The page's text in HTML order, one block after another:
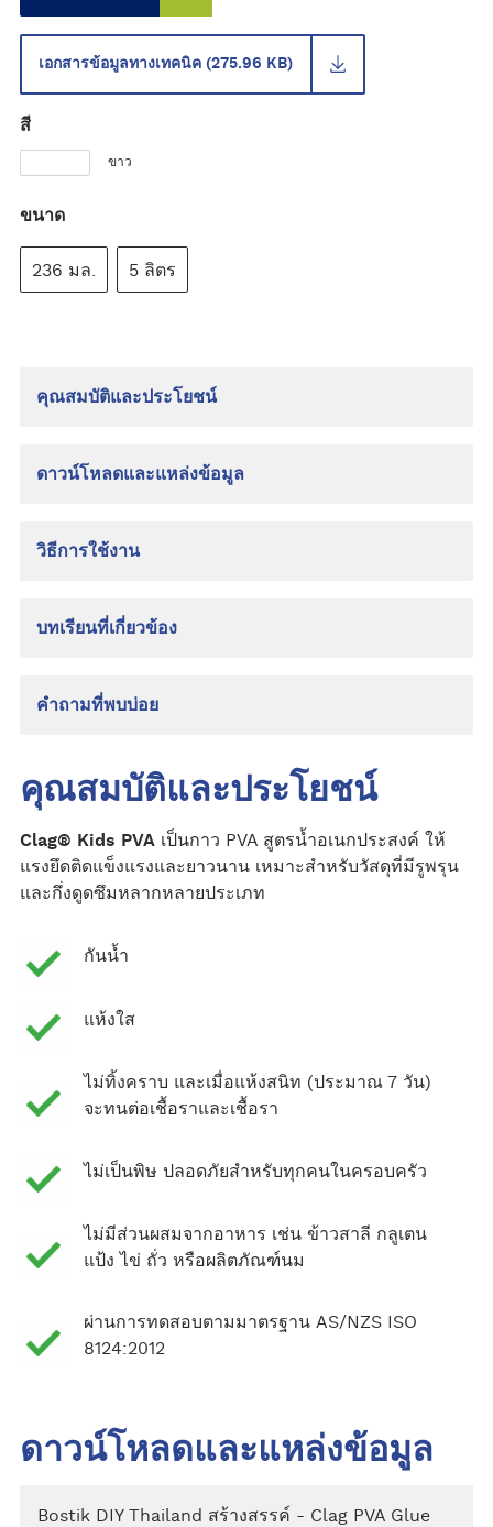
เอกสารข้อมูลทางเทคนิค (275.96 KB)
สี
ขาว
ขนาด
236 มล. 5 ลิตร
คุณสมบัติและประโยชน์
ดาวน์โหลดและแหล่งข้อมูล
วิธีการใช้งาน
บทเรียนที่เกี่ยวข้อง
คำถามที่พบบ่อย
คุณสมบัติและประโยชน์
Clag® Kids PVA เป็นกาว PVA สูตรน้ำอเนกประสงค์ ให้
แรงยึดติดแข็งแรงและยาวนาน เหมาะสำหรับวัสดุที่มีรูพรุน
และกึ่งดูดซึมหลากหลายประเภท
กันน้ำ
แห้งใส
ไม่ทิ้งคราบ และเมื่อแห้งสนิท (ประมาณ 7 วัน)
จะทนต่อเชื้อราและเชื้อรา
ไม่เป็นพิษ ปลอดภัยสำหรับทุกคนในครอบครัว
ไม่มีส่วนผสมจากอาหาร เช่น ข้าวสาลี กลูเตน
แป้ง ไข่ ถั่ว หรือผลิตภัณฑ์นม
ผ่านการทดสอบตามมาตรฐาน AS/NZS ISO
8124:2012
ดาวน์โหลดและแหล่งข้อมูล
Bostik DIY Thailand สร้างสรรค์ - Clag PVA Glue